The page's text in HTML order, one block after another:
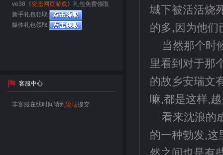
ve38《变态网页游戏》礼包免费领取
新手礼包领取
媒体礼包领取
客服中心
非客服在线时间请到 论坛提交
城下被活活烧
的多,因为他们
当然那个时
里看到对于那
的故乡安瑞文
嘛,都是这样,
看来沈浪的
的一种勃发,这